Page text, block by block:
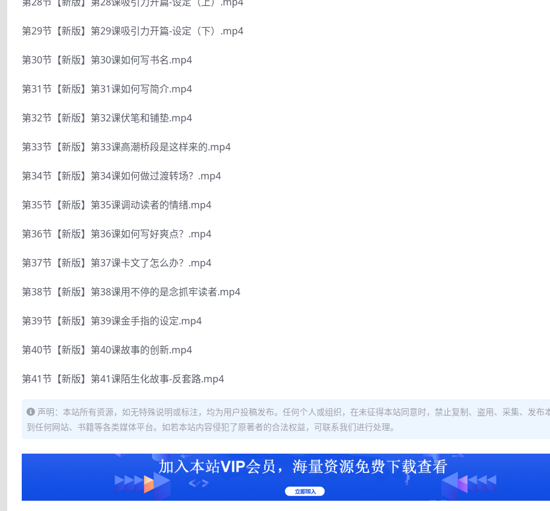
第29节【新版】第29课吸引力开篇-设定（下）.mp4
第30节【新版】第30课如何写书名.mp4
第31节【新版】第31课如何写简介.mp4
第32节【新版】第32课伏笔和铺垫.mp4
第33节【新版】第33课高潮桥段是这样来的.mp4
第34节【新版】第34课如何做过渡转场？.mp4
第35节【新版】第35课调动读者的情绪.mp4
第36节【新版】第36课如何写好爽点？.mp4
第37节【新版】第37课卡文了怎么办？.mp4
第38节【新版】第38课用不停的是念抓牢读者.mp4
第39节【新版】第39课金手指的设定.mp4
第40节【新版】第40课故事的创新.mp4
第41节【新版】第41课陌生化故事-反套路.mp4
声明：本站所有资源，如无特殊说明或标注，均为用户投稿发布。任何个人或组织，在未征得本站同意时，禁止复制、盗用、采集、发布
到任何网站、书籍等各类媒体平台。如若本站内容侵犯了原著者的合法权益，可联系我们进行处理。